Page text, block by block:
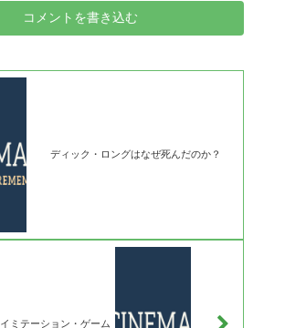
コメントを書き込む
ディック・ロングはなぜ死んだのか？
イミテーション・ゲーム